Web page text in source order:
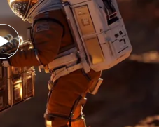
el proyecto secreto
se ha contado"
en el planeta